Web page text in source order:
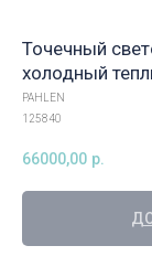
Точечный
холодный
PAHLEN
125840
66000,00 р.